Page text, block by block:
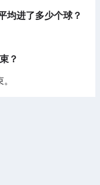
均进了多少个球？
？